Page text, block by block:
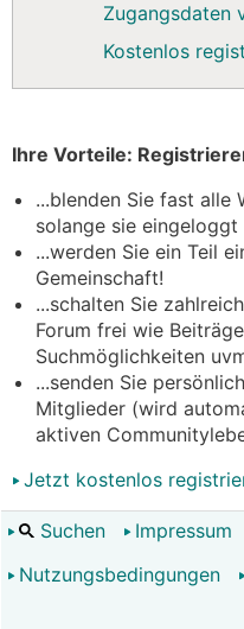
Zugangsdaten
Kostenlos
Ihre Vorteile:
...blenden Sie fast alle
solange sie eingeloggt
...werden Sie ein Teil
Gemeinschaft!
...schalten Sie
Forum frei wie
Suchmöglichkeiten
...senden Sie
Mitglieder (wird
aktiven
Jetzt kostenlos
Suchen Impressum
Nutzungsbedingungen